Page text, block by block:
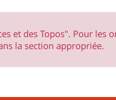
et des Topos". Pour les
la section appropriée.